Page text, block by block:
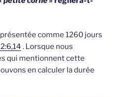
comme 1260 jours
. Lorsque nous
qui mentionnent cette
en calculer la durée